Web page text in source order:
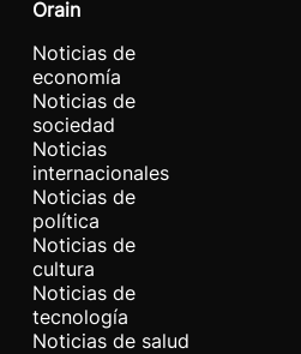
Orain
Noticias de
economía
Noticias de
sociedad
Noticias
internacionales
Noticias de
política
Noticias de
cultura
Noticias de
tecnología
Noticias de salud